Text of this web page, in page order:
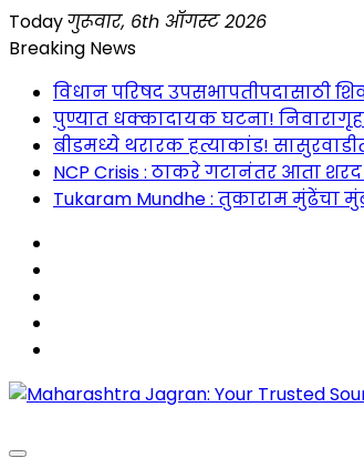
Skip
to
Todayगुरूवार, 6th ऑगस्ट 2026
Breaking News
विधान परिषद उपसभापतीपदासाठी
पुण्यात धक्कादायक घटना!
बीडमध्ये थरारक हत्याकांड!
NCP Crisis : ठाकरे गटानंतर आता
Tukaram Mundhe : तुकाराम मुंढेंचा
Maharashtra Jagran : Your Trusted